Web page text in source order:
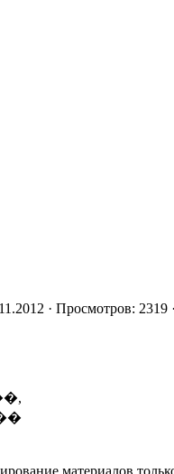
· Просмотров: 2319
материалов